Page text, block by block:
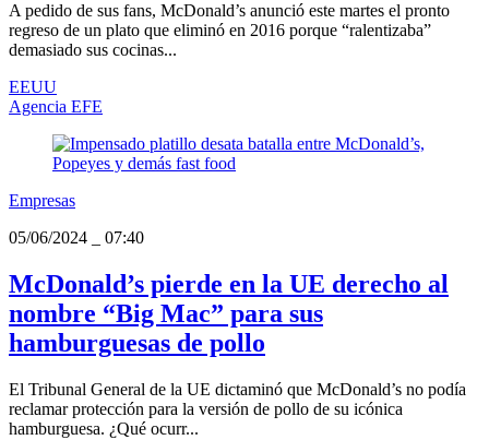
A pedido de sus fans, McDonald’s anunció este martes el pronto
regreso de un plato que eliminó en 2016 porque “ralentizaba”
demasiado sus cocinas...
EEUU
Agencia EFE
Empresas
05/06/2024
07:40
McDonald’s pierde en la UE derecho al
nombre “Big Mac” para sus
hamburguesas de pollo
El Tribunal General de la UE dictaminó que McDonald’s no podía
reclamar protección para la versión de pollo de su icónica
hamburguesa. ¿Qué ocurr...